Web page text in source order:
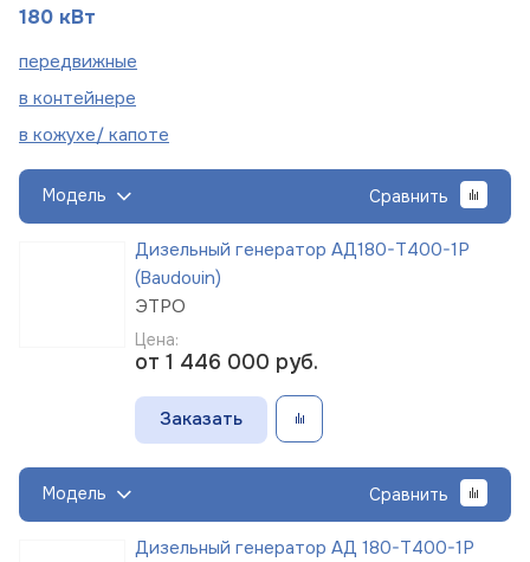
180 кВт
передвижные
в контейнере
в кожухе/ капоте
Модель Сравнить
Дизельный генератор АД180-Т400-1Р
(Baudouin)
ЭТРО
Цена:
от 1 446 000 руб.
Заказать
Модель Сравнить
Дизельный генератор АД 180-Т400-1Р